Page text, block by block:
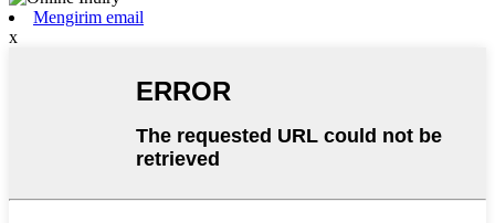
Mengirim email
x